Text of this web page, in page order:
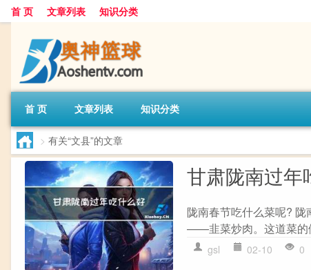
首 页 文章列表 知识分类
首 页 文章列表 知识分类
> 有关“文县”的文章
甘肃陇南过年
陇南春节吃什么菜呢?
——韭菜炒肉。这道菜的
gsl 02-10 0